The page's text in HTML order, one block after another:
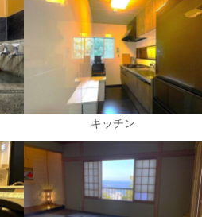
キッチン